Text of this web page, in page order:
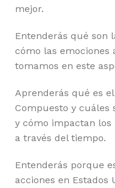
mejor.
Entenderás qué son
cómo las emociones
tomamos en este
Aprenderás qué es
Compuesto y cuáles
y cómo impactan los
a través del tiempo.
Entenderás porque
acciones en